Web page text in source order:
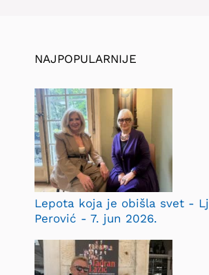
NAJPOPULARNIJE
Lepota koja je obišla svet -
Perović - 7. jun 2026.